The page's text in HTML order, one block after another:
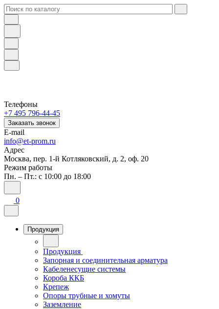
Телефоны
+7 495 796-44-45
Заказать звонок
E-mail
info@et-prom.ru
Адрес
Москва, пер. 1-й Котляковский, д. 2, оф. 20
Режим работы
Пн. – Пт.: с 10:00 до 18:00
0
Продукция
Продукция
Запорная и соединительная арматура
Кабеленесущие системы
Короба ККБ
Крепеж
Опоры трубные и хомуты
Заземление